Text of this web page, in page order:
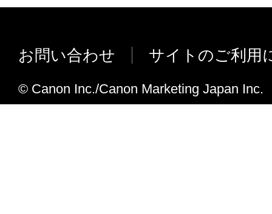
更しました。
ドライバーバージョンにより、Excel
特定のPDFデータで文字に画面表示さ
お問い合わせ サイトのご利用
© Canon Inc./Canon Marketing Japan Inc.